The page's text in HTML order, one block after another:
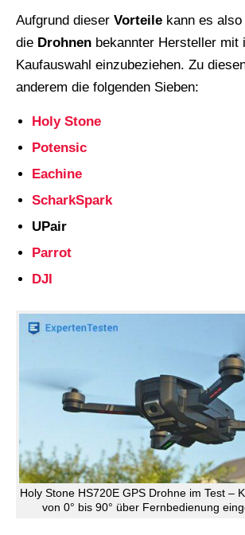
Aufgrund dieser Vorteile kann es
die Drohnen bekannter Hersteller mit
Kaufauswahl einzubeziehen. Zu
anderem die folgenden Sieben:
Holy Stone
Potensic
Eachine
ScharkSpark
UPair
Parrot
DJI
Holy Stone HS720E GPS Drohne im Test –
von 0° bis 90° über Fernbedienung